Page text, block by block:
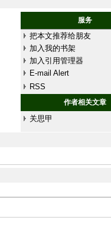
服务
把本文推荐给朋友
加入我的书架
加入引用管理器
E-mail Alert
RSS
作者相关文章
关思甲